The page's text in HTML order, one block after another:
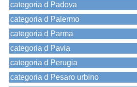
categoria d Padova
categoria d Palermo
categoria d Parma
categoria d Pavia
categoria d Perugia
categoria d Pesaro urbino